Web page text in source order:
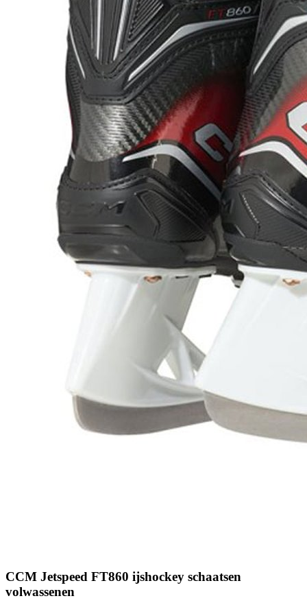
CCM Jetspeed FT860 ijshockey schaatsen
volwassenen